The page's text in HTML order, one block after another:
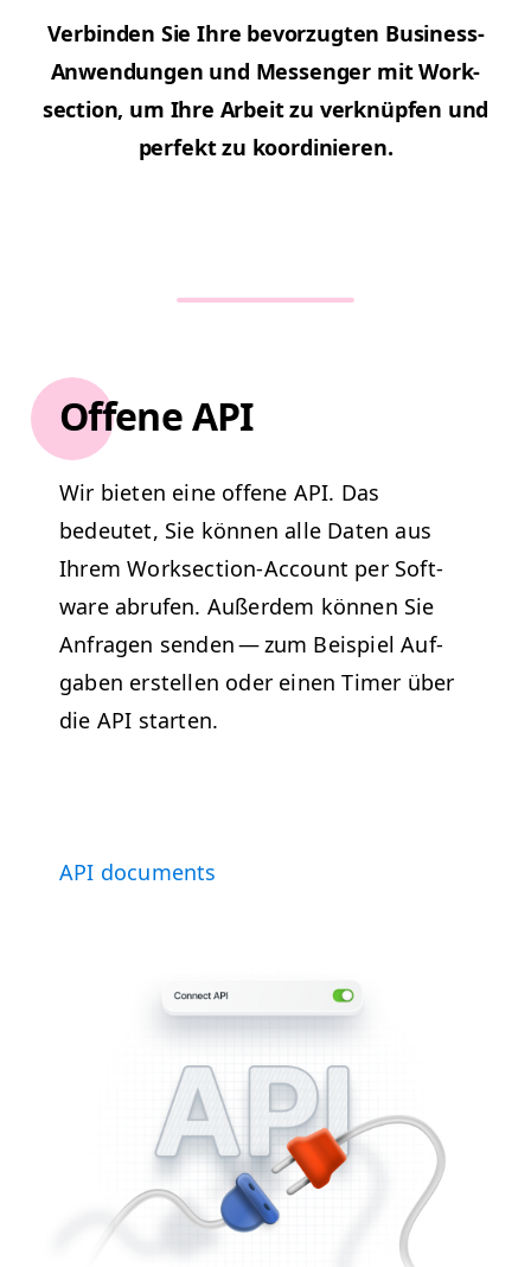
Verbinden Sie Ihre bevorzugten Busi­ness-
Anwen­dun­gen und Mes­sen­ger mit Work­
sec­tion, um Ihre Arbeit zu verknüpfen und
per­fekt zu koordinieren.
Offene API
Wir bieten eine offene API. Das
bedeutet, Sie kön­nen alle Dat­en aus
Ihrem Work­sec­tion-Account per Soft­
ware abrufen. Außer­dem kön­nen Sie
Anfra­gen senden — zum Beispiel Auf­
gaben erstellen oder einen Timer über
die API starten.
API doc­u­ments